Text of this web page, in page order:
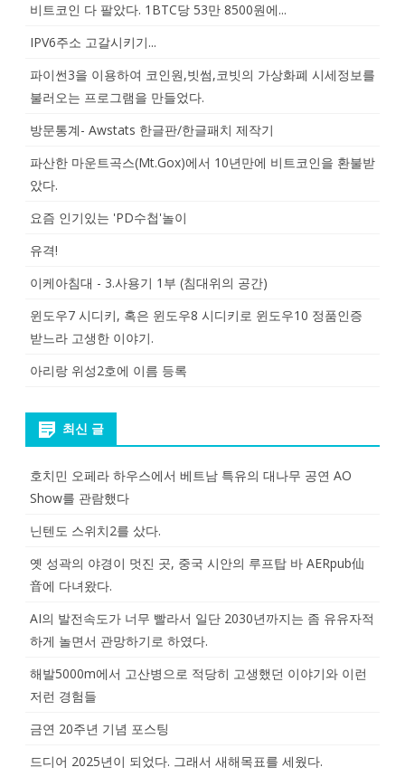
비트코인 다 팔았다. 1BTC당 53만 8500원에...
IPV6주소 고갈시키기...
파이썬3을 이용하여 코인원,빗썸,코빗의 가상화폐 시세정보를
불러오는 프로그램을 만들었다.
방문통계- Awstats 한글판/한글패치 제작기
파산한 마운트곡스(Mt.Gox)에서 10년만에 비트코인을 환불받
았다.
요즘 인기있는 'PD수첩'놀이
유격!
이케아침대 - 3.사용기 1부 (침대위의 공간)
윈도우7 시디키, 혹은 윈도우8 시디키로 윈도우10 정품인증
받느라 고생한 이야기.
아리랑 위성2호에 이름 등록
최신 글
호치민 오페라 하우스에서 베트남 특유의 대나무 공연 AO
Show를 관람했다
닌텐도 스위치2를 샀다.
옛 성곽의 야경이 멋진 곳, 중국 시안의 루프탑 바 AERpub仙
音에 다녀왔다.
AI의 발전속도가 너무 빨라서 일단 2030년까지는 좀 유유자적
하게 놀면서 관망하기로 하였다.
해발5000m에서 고산병으로 적당히 고생했던 이야기와 이런
저런 경험들
금연 20주년 기념 포스팅
드디어 2025년이 되었다. 그래서 새해목표를 세웠다.